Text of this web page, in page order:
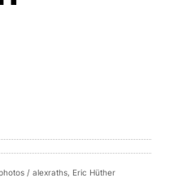
/ alexraths, Eric Hüther